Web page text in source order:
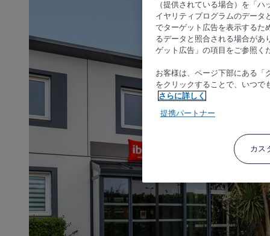
（提供されている場合）を「
イヤリティプログラムのデータ
でターゲット広告を表示するた
るデータと照合される場合があ
ゲット広告」の項目をご参照く
お客様は、ページ下部にある「
をクリックすることで、いつで
さらに詳しく
提携パートナー
カス